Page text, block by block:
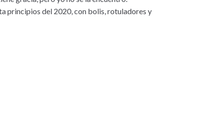
principios del 2020, con bolis, rotuladores y